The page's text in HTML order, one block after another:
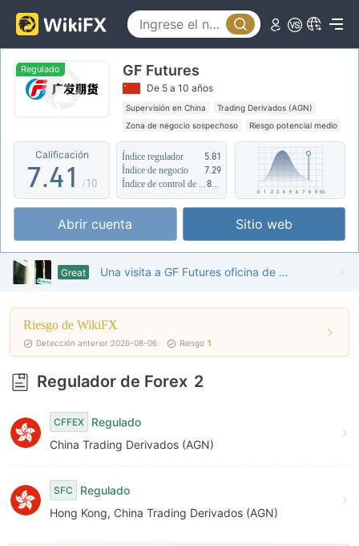
Regulado GF Futures
De 5 a 10 años
Supervisión en China
Trading Derivados (AGN)
Zona de negocio sospechoso
Riesgo potencial medio
Calificación
2
3
4
6
7
8
9
.
0
1
3
4
5
6
7
8
9
0
1
2
3
4
5
6
7
8
9
/10
Índice regulador
5.81
Índice de negocio
7.29
Abrir cuenta Sitio web
Great Una visita a GF Futures oficina de hk encontrada
Riesgo de WikiFX
Detección anterior 2026-08-06 Riesgo 1
Regulador de Forex 2
CFFEX
Regulado
China Trading Derivados (AGN)
SFC
Regulado
Hong Kong, China Trading Derivados (AGN)